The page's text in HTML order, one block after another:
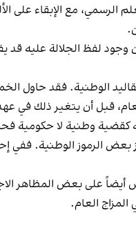
والدينية في العلم
وجود لفظ الجلالة عليه
الوطنية. فقد حاول
قبل أن يتغير ذلك
كقضية وطنية لا حكومية
إلى إعادة إبراز بعض
أيضاً على بعض
العام.